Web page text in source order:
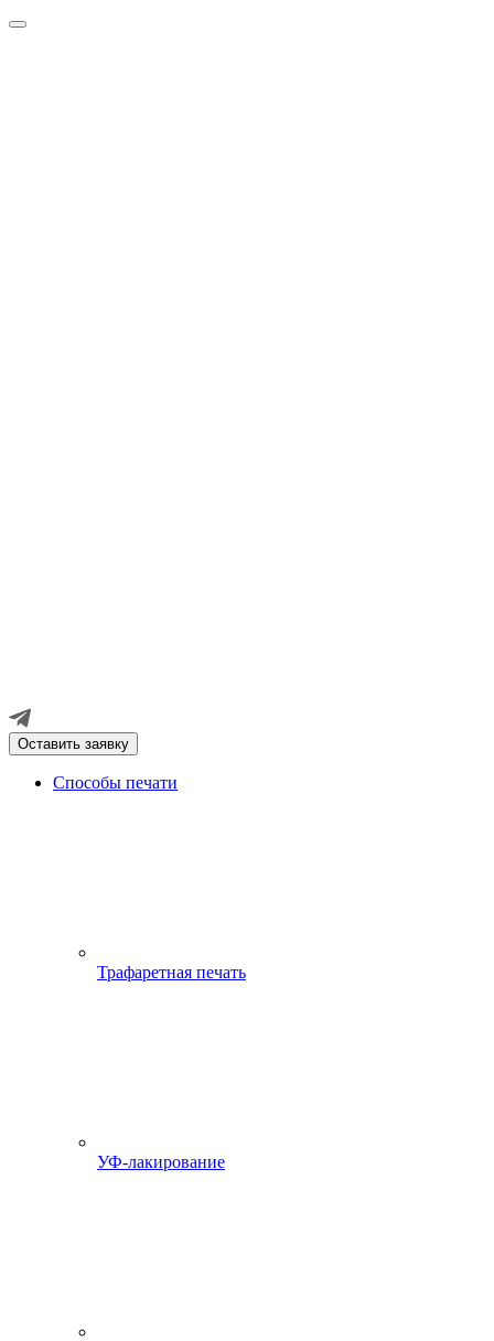
Оставить заявку
Способы печати
Трафаретная печать
УФ-лакирование